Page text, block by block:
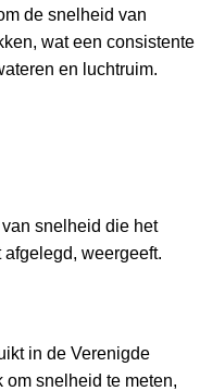
de snelheid van
wat een consistente
en luchtruim.
snelheid die het
weergeeft.
in de Verenigde
snelheid te meten,